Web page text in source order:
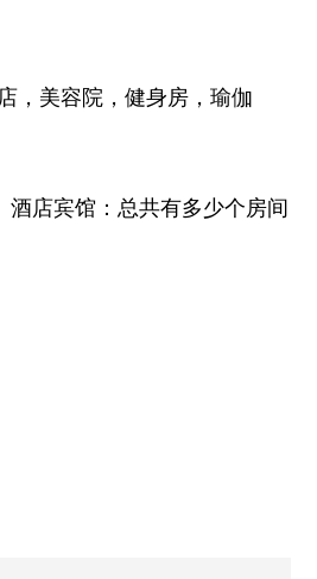
，美容院，健身房， 瑜伽
店宾馆：总共有多少个房间